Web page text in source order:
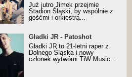
Już jutro Jimek przejmie
Stadion Śląski, by wspólnie z
gośćmi i orkiestrą...
JR - Patoshot
Gładki JR - Patoshot
Gładki JR to 21-letni raper z
Dolnego Śląska i nowy
członek wytwórni TiW Music...